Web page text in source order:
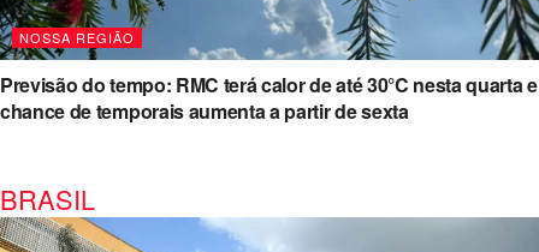
NOSSA REGIÃO
Previsão do tempo: RMC terá calor de até 30°C nesta quarta e
chance de temporais aumenta a partir de sexta
BRASIL